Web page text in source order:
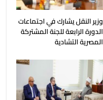
وزير النقل يشارك في اجتماعات
الدورة الرابعة للجنة المشتركة
المصرية التشادية